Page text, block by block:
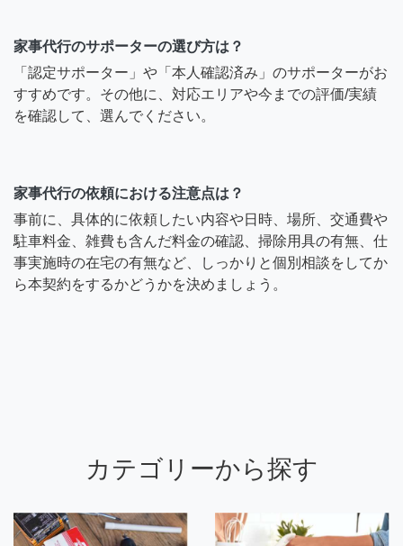
家事代行のサポーターの選び方は？
「認定サポーター」や「本人確認済み」のサポーターがお
すすめです。その他に、対応エリアや今までの評価/実績
を確認して、選んでください。
家事代行の依頼における注意点は？
事前に、具体的に依頼したい内容や日時、場所、交通費や
駐車料金、雑費も含んだ料金の確認、掃除用具の有無、仕
事実施時の在宅の有無など、しっかりと個別相談をしてか
ら本契約をするかどうかを決めましょう。
カテゴリーから探す